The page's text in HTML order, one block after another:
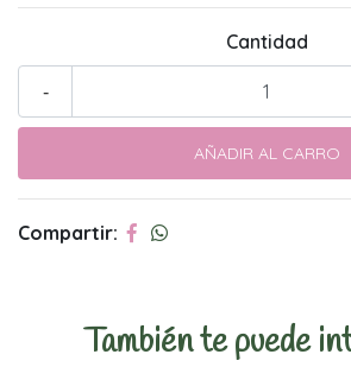
Cantidad
-
Compartir:
También te puede